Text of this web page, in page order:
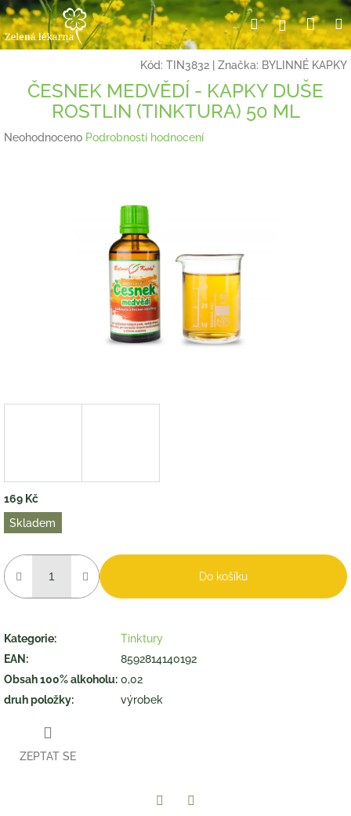
Přejít
na
obsah
HledatPřihlášení
Kód: TIN3832 Značka: BYLINNÉ KAPKY
ČESNEK MEDVĚDÍ - KAPKY DUŠE
ROSTLIN (TINKTURA) 50 ML
Průměrné
Neohodnoceno Podrobnosti hodnocení
169 Kč
Měrná
cena:
Skladem
Do košíku
Kategorie:
Tinktury
EAN :
8592814140192
Obsah 100% alkoholu: 0,02
druh položky: výrobek
ZEPTAT SE